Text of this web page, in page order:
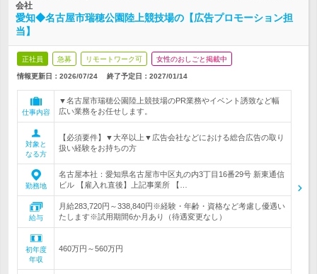
会社
愛知◆名古屋市瑞穂公園陸上競技場の【広告プロモーション担
当】
正社員 急募 リモートワーク可 女性のおしごと掲載中
情報更新日：2026/07/24 終了予定日： 2027/01/14
仕事内容
▼名古屋市瑞穂公園陸上競技場のPR業務やイベント誘致など幅
広い業務をお任せします。
対象と
なる方
【必須要件】▼大卒以上▼広告会社などにおける総合広告の取り
扱い経験をお持ちの方
勤務地
名古屋本社：愛知県名古屋市中区丸の内3丁目16番29号 新東通信
ビル 【雇入れ直後】上記事業所 【…
給与
月給283,720円～338,840円※経験・年齢・資格など考慮し優遇い
たします※試用期間6か月あり（待遇変更なし）
初年度
年収
460万円～560万円